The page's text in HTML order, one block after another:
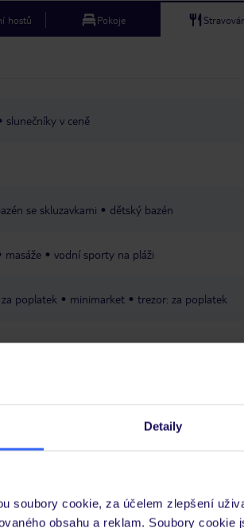
Detaily
soubory cookie, za účelem zlepšení
obsahu a reklam. Soubory
hostů Pokoje
slunečníky v ceně
se skluzavkami dětský bazén
masáže vodní sporty na pláži
poplatek minimarket trezor: za poplatek
péče poskytována pouze prostřednictvím TUI
TUI na myTUI. Podrobné informace o péči
požadavcích naleznete na www.tui.cz v záložce
MZV týkající se země, do které cestujete.